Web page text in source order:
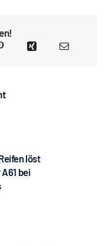
löst
bei